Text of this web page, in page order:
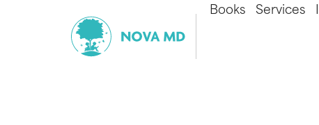
Books Services